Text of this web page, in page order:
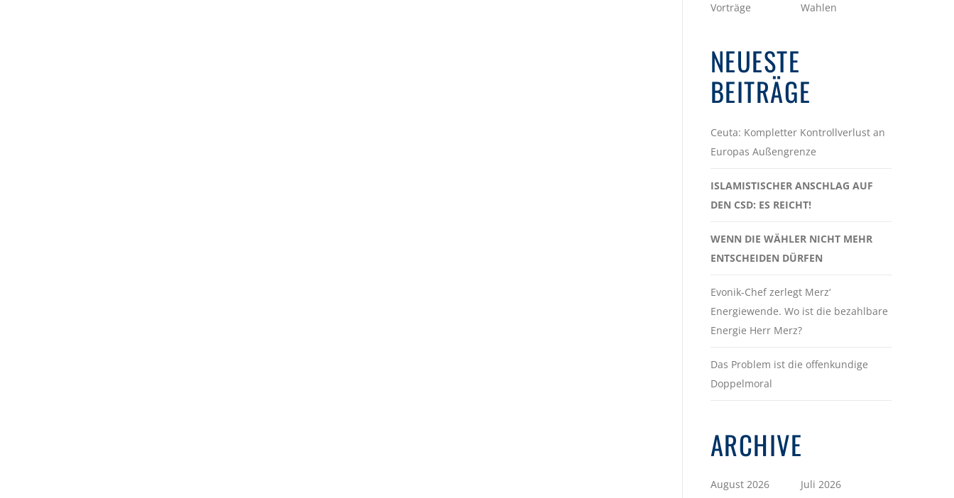
Vorträge
Wahlen
NEUESTE
BEITRÄGE
Ceuta: Kompletter Kontrollverlust an
Europas Außengrenze
ISLAMISTISCHER ANSCHLAG AUF
DEN CSD: ES REICHT!
WENN DIE WÄHLER NICHT MEHR
ENTSCHEIDEN DÜRFEN
Evonik-Chef zerlegt Merz‘
Energiewende. Wo ist die bezahlbare
Energie Herr Merz?
Das Problem ist die offenkundige
Doppelmoral
ARCHIVE
August 2026
Juli 2026